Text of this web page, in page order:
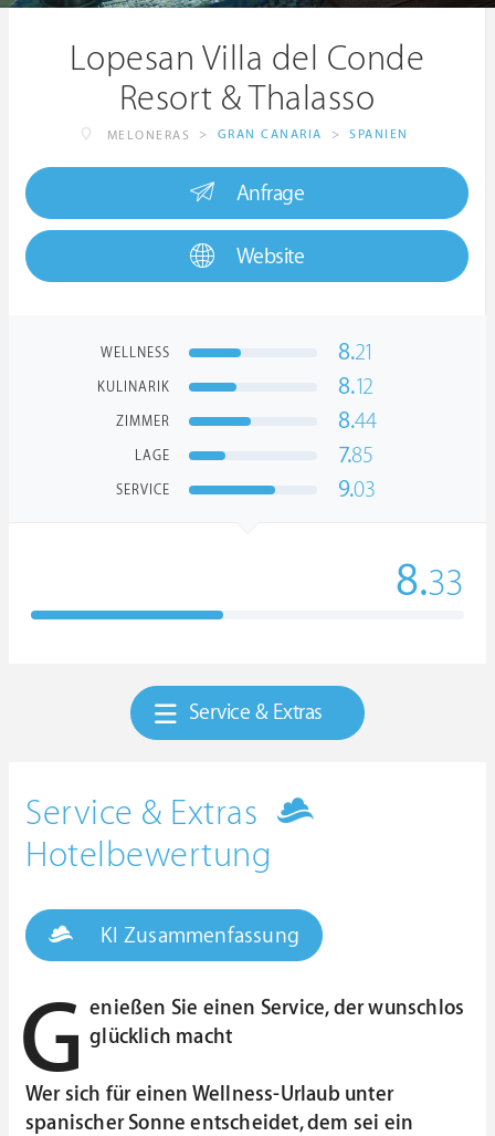
Lopesan Villa del Conde
Resort & Thalasso
MELONERAS > GRAN CANARIA > SPANIEN
Anfrage
Website
WELLNESS 8.21
KULINARIK 8.12
ZIMMER 8.44
LAGE 7.85
SERVICE 9.03
8.33
Service & Extras
Service & Extras
Hotelbewertung
KI Zusammenfassung
G enießen Sie einen Service, der wunschlos
glücklich macht
Wer sich für einen Wellness-Urlaub unter
spanischer Sonne entscheidet, dem sei ein